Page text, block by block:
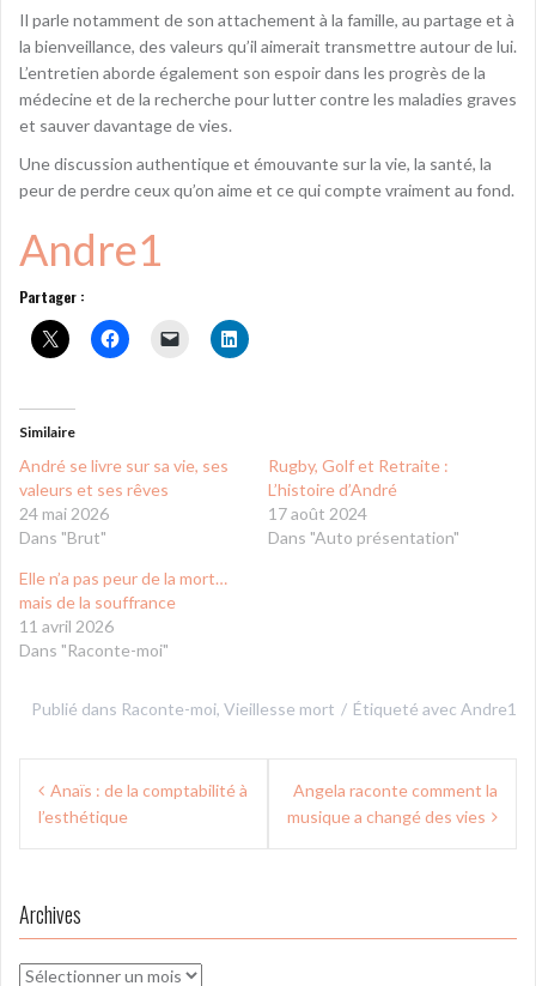
Il parle notamment de son attachement à la famille, au partage et à
la bienveillance, des valeurs qu’il aimerait transmettre autour de lui.
L’entretien aborde également son espoir dans les progrès de la
médecine et de la recherche pour lutter contre les maladies graves
et sauver davantage de vies.
Une discussion authentique et émouvante sur la vie, la santé, la
peur de perdre ceux qu’on aime et ce qui compte vraiment au fond.
Andre1
Partager :
Similaire
André se livre sur sa vie, ses
valeurs et ses rêves
24 mai 2026
Dans "Brut"
Rugby, Golf et Retraite :
L’histoire d’André
17 août 2024
Dans "Auto présentation"
Elle n’a pas peur de la mort…
mais de la souffrance
11 avril 2026
Dans "Raconte-moi"
Publié dans Raconte-moi, Vieillesse mort Étiqueté avec Andre1
Navigation
deAnaïs : de la comptabilité à
l’esthétique
Angela raconte comment la
musique a changé des vies
Archives
Archives